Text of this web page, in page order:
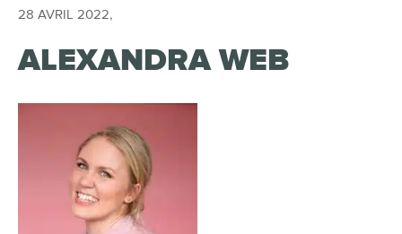
28 AVRIL 2022,
ALEXANDRA WEB